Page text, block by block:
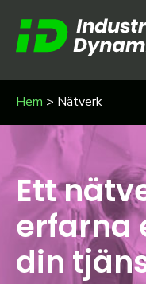
Hem > Nätverk
Ett
erfarna
din